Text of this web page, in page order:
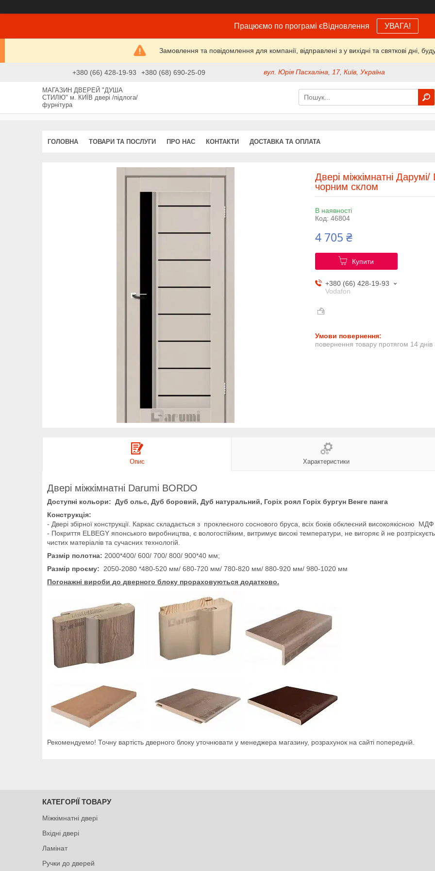
Працюємо по програмі єВідновлення УВАГА!
Замовлення та повідомлення для компанії, відправлені з у вихідні та святкові дні,
+380 (66) 428-19-93 +380 (68) 690-25-09 вул. Юрія Пасхаліна, 17, Київ, Україна
МАГАЗИН ДВЕРЕЙ "ДУША
СТИЛЮ" м. КИЇВ двері /підлога/
фурнітура
ГОЛОВНА ТОВАРИ ТА ПОСЛУГИ ПРО НАС КОНТАКТИ ДОСТАВКА ТА ОПЛАТА
Двері міжкімнатні
чорним склом
В наявності
Код: 46804
4 705 ₴
Купити
+380 (66) 428-19-93
Vodafon
повернення товару протягом 14 днів
Опис Характеристики
Двері міжкімнатні Darumi BORDO
Доступні кольори: Дуб ольс, Дуб боровий, Дуб натуральний, Горіх роял Горіх бургун Венге панга
Конструкція:
- Двері збірної конструкції. Каркас складається з проклеєного соснового бруса, всіх боків обклеєний високоякісною
- Покриття ELBEGY японського виробництва, є вологостійким, витримує високі температури, не вигоряє й не
чистих матеріалів та сучасних технологій.
Размір полотна: 2000*400/ 600/ 700/ 800/ 900*40 мм;
Размір проєму: 2050-2080 *480-520 мм/ 680-720 мм/ 780-820 мм/ 880-920 мм/ 980-1020 мм
Погонажні вироби до дверного блоку прораховуються додатково.
Рекомендуемо! Точну вартість дверного блоку уточнювати у менеджера магазину, розрахунок на сайті попередній.
КАТЕГОРІЇ ТОВАРУ
Міжкімнатні двері
Вхідні двері
Ламінат
Ручки до дверей